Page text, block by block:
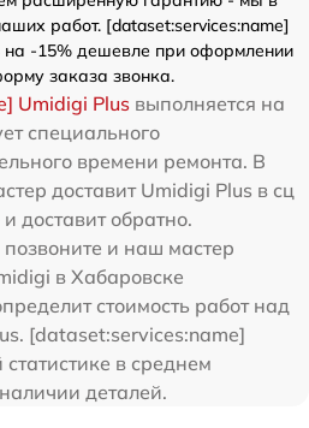
работ. [dataset:services:name]
на -15% дешевле при оформлении
заказа звонка.
Umidigi Plus выполняется на
специального
времени ремонта. В
доставит Umidigi Plus в сц
доставит обратно.
и наш мастер
в Хабаровске
стоимость работ над
[dataset:services:name]
в среднем
деталей.